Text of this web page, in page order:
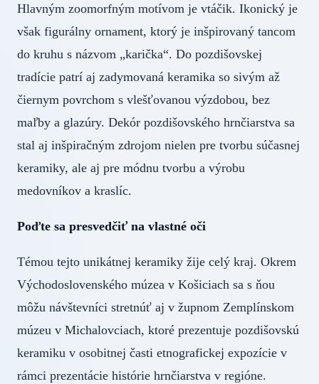
Hlavným zoomorfným motívom je vtáčik. Ikonický je
však figurálny ornament, ktorý je inšpirovaný tancom
do kruhu s názvom „karička“. Do pozdišovskej
tradície patrí aj zadymovaná keramika so sivým až
čiernym povrchom s vlešťovanou výzdobou, bez
maľby a glazúry. Dekór pozdišovského hrnčiarstva sa
stal aj inšpiračným zdrojom nielen pre tvorbu súčasnej
keramiky, ale aj pre módnu tvorbu a výrobu
medovníkov a kraslíc.
Poďte sa presvedčiť na vlastné oči
Témou tejto unikátnej keramiky žije celý kraj. Okrem
Východoslovenského múzea v Košiciach sa s ňou
môžu návštevníci stretnúť aj v župnom Zemplínskom
múzeu v Michalovciach, ktoré prezentuje pozdišovskú
keramiku v osobitnej časti etnografickej expozície v
rámci prezentácie histórie hrnčiarstva v regióne.